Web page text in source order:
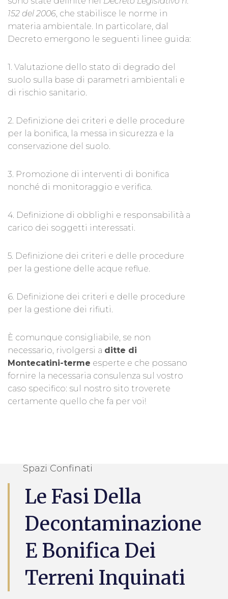
152 del 2006, che stabilisce le norme in
materia ambientale. In particolare, dal
Decreto emergono le seguenti linee guida:
1. Valutazione dello stato di degrado del
suolo sulla base di parametri ambientali e
di rischio sanitario.
2. Definizione dei criteri e delle procedure
per la bonifica, la messa in sicurezza e la
conservazione del suolo.
3. Promozione di interventi di bonifica
nonché di monitoraggio e verifica.
4. Definizione di obblighi e responsabilità a
carico dei soggetti interessati.
5. Definizione dei criteri e delle procedure
per la gestione delle acque reflue.
6. Definizione dei criteri e delle procedure
per la gestione dei rifiuti.
È comunque consigliabile, se non
necessario, rivolgersi a ditte di
Montecatini-terme esperte e che possano
fornire la necessaria consulenza sul vostro
caso specifico: sul nostro sito troverete
certamente quello che fa per voi!
Spazi Confinati
Le Fasi Della
Decontaminazione
E Bonifica Dei
Terreni Inquinati